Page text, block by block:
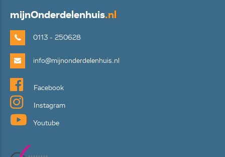
mijnOnderdelenhuis.nl
0113 - 250628
info@mijnonderdelenhuis.nl
Facebook
Instagram
Youtube